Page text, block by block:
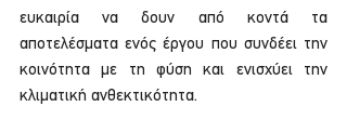
ευκαιρία να δουν από κοντά τα
αποτελέσματα ενός έργου που συνδέει την
κοινότητα με τη φύση και ενισχύει την
κλιματική ανθεκτικότητα.